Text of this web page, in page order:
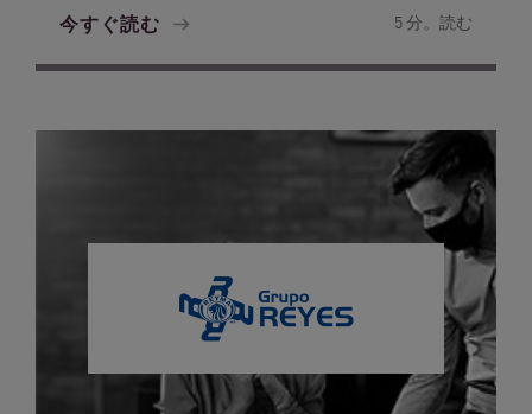
今すぐ読む 5 分。読む